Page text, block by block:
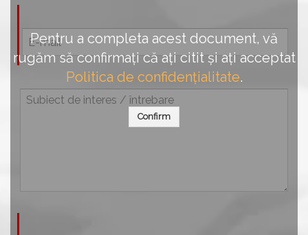
Pentru a completa acest document, vă
rugăm să confirmați că ați citit și ați acceptat
Politica de confidențialitate.
Confirm